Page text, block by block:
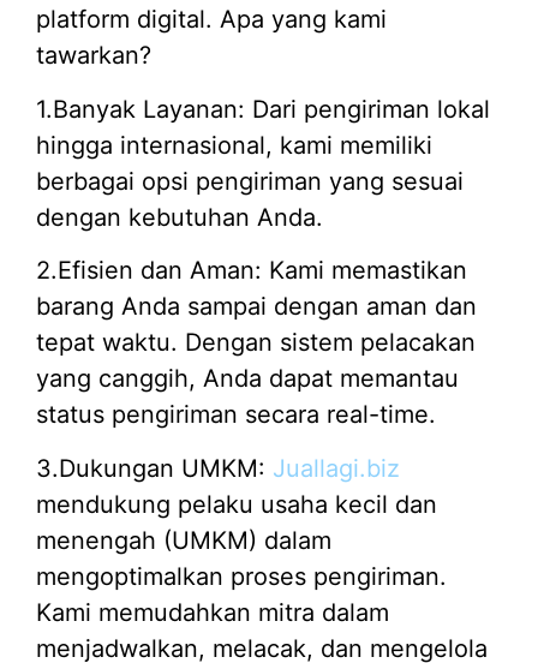
platform digital. Apa yang kami
tawarkan?
1.Banyak Layanan: Dari pengiriman lokal
hingga internasional, kami memiliki
berbagai opsi pengiriman yang sesuai
dengan kebutuhan Anda.
2.Efisien dan Aman: Kami memastikan
barang Anda sampai dengan aman dan
tepat waktu. Dengan sistem pelacakan
yang canggih, Anda dapat memantau
status pengiriman secara real-time.
3.Dukungan UMKM: Juallagi.biz
mendukung pelaku usaha kecil dan
menengah (UMKM) dalam
mengoptimalkan proses pengiriman.
Kami memudahkan mitra dalam
menjadwalkan, melacak, dan mengelola